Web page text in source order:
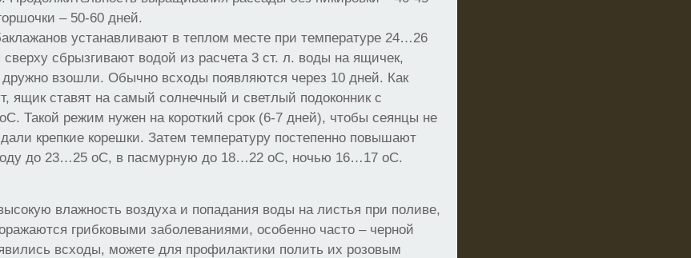
– 50-60 дней.
устанавливают в теплом месте при температуре 24…26
сбрызгивают водой из расчета 3 ст. л. воды на ящичек,
взошли. Обычно всходы появляются через 10 дней. Как
ящик ставят на самый солнечный и светлый подоконник с
Такой режим нужен на короткий срок (6-7 дней), чтобы сеянцы не
крепкие корешки. Затем температуру постепенно повышают
до 23…25 оС, в пасмурную до 18…22 оС, ночью 16…17 оС.
влажность воздуха и попадания воды на листья при поливе,
грибковыми заболеваниями, особенно часто – черной
всходы, можете для профилактики полить их розовым